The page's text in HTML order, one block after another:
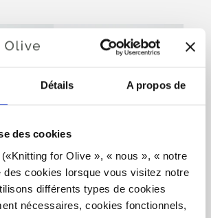
Détails A propos de
des cookies
for Olive », « nous », « notre
des cookies lorsque vous visitez notre
différents types de cookies
nécessaires, cookies fonctionnels,
OLIVE
-
KNITTING FOR OLIVE
SOFT SILK MOHAIR -
LINEN
SALE PRICE
€10,10